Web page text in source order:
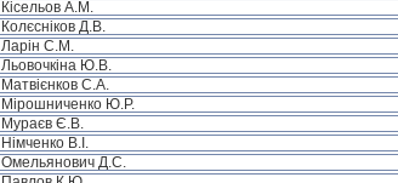
Кісельов А.М.
Колєсніков Д.В.
Ларін С.М.
Льовочкіна Ю.В.
Матвієнков С.А.
Мірошниченко Ю.Р.
Мураєв Є.В.
Німченко В.І.
Омельянович Д.С.